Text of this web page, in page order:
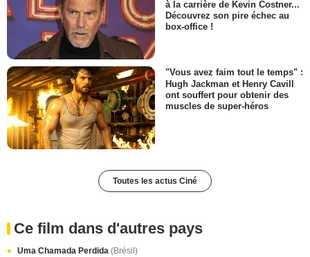
à la carrière de Kevin Costner...
Découvrez son pire échec au
box-office !
"Vous avez faim tout le temps" :
Hugh Jackman et Henry Cavill
ont souffert pour obtenir des
muscles de super-héros
Toutes les actus Ciné
Ce film dans d'autres pays
Uma Chamada Perdida (Brésil)